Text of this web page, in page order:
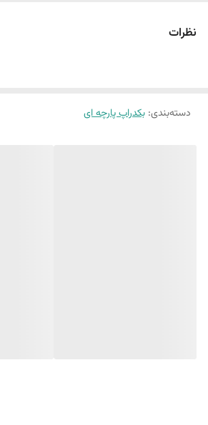
10 الی 15 درصد تفاوت در چاپ وجود دارد
نظرات
دسته‌بندی: بکدراپ پارچه ای